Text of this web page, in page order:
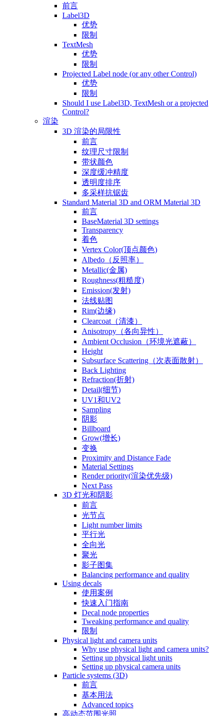
前言
Label3D
优势
限制
TextMesh
优势
限制
Projected Label node (or any other Control)
优势
限制
Should I use Label3D, TextMesh or a projected
Control?
渲染
3D 渲染的局限性
前言
纹理尺寸限制
带状颜色
深度缓冲精度
透明度排序
多采样抗锯齿
Standard Material 3D and ORM Material 3D
前言
BaseMaterial 3D settings
Transparency
着色
Vertex Color(顶点颜色)
Albedo（反照率）
Metallic(金属)
Roughness(粗糙度)
Emission(发射)
法线贴图
Rim(边缘)
Clearcoat（清漆）
Anisotropy（各向异性）
Ambient Occlusion（环境光遮蔽）
Height
Subsurface Scattering（次表面散射）
Back Lighting
Refraction(折射)
Detail(细节)
UV1和UV2
Sampling
阴影
Billboard
Grow(增长)
变换
Proximity and Distance Fade
Material Settings
Render priority(渲染优先级)
Next Pass
3D 灯光和阴影
前言
光节点
Light number limits
平行光
全向光
聚光
影子图集
Balancing performance and quality
Using decals
使用案例
快速入门指南
Decal node properties
Tweaking performance and quality
限制
Physical light and camera units
Why use physical light and camera units?
Setting up physical light units
Setting up physical camera units
Particle systems (3D)
前言
基本用法
Advanced topics
高动态范围光照